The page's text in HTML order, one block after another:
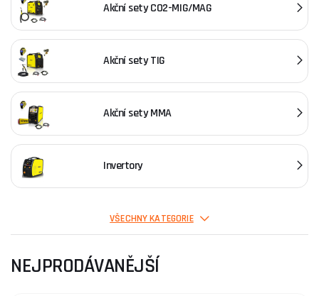
Akční sety CO2-MIG/MAG
Akční sety TIG
Akční sety MMA
Invertory
Svářečky CO2 (mig-mag)
Plazmové řezačky
VŠECHNY KATEGORIE
NEJPRODÁVANĚJŠÍ